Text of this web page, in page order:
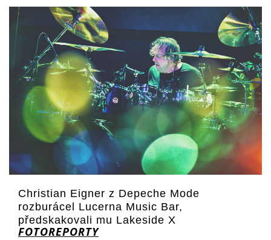
Christian Eigner z Depeche Mode
rozburácel Lucerna Music Bar,
předskakovali mu Lakeside X
FOTOREPORTY